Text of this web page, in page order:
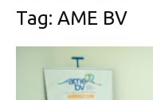
Tag: AME BV